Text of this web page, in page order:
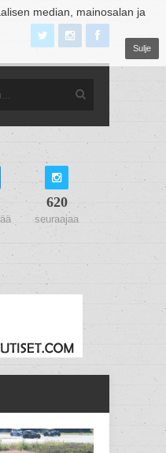
median, mainosalan ja
Sulje
620
seuraajaa